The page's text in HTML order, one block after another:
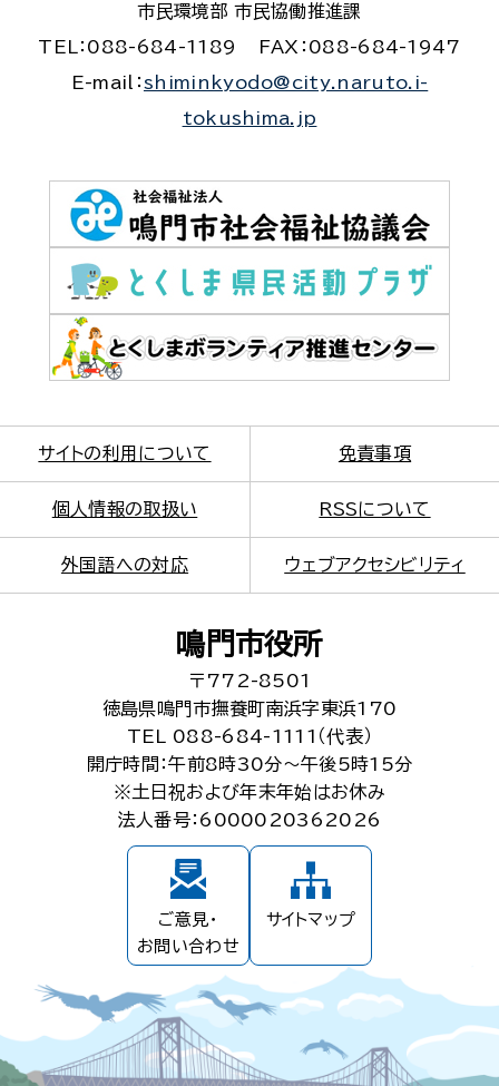
市民環境部 市民協働推進課
TEL：088-684-1189
FAX：088-684-1947
E-mail： shiminkyodo@city.naruto.i-
tokushima.jp
サイトの利用について 免責事項
個人情報の取扱い RSSについて
外国語への対応 ウェブアクセシビリティ
鳴門市役所
〒772-8501
徳島県鳴門市撫養町南浜字東浜170
TEL 088-684-1111（代表）
開庁時間：午前8時30分～午後5時15分
※土日祝および年末年始はお休み
法人番号：6000020362026
ご意見・
お問い合わせ
サイトマップ